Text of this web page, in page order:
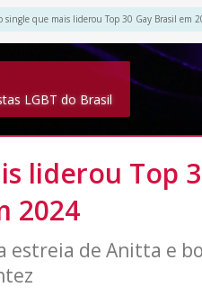
single que mais liderou Top 30 Gay Brasil em
LGBT do Brasil
liderou Top
2024
estreia de Anitta e